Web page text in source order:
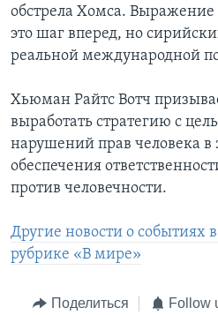
обстрела Хомса.
это шаг вперед, но
реальной международной
Хьюман Райтс Вотч
выработать стратегию с
нарушений прав человека в
обеспечения
против человечности.
Другие новости о событиях
рубрике «В мире»
Поделиться Follow